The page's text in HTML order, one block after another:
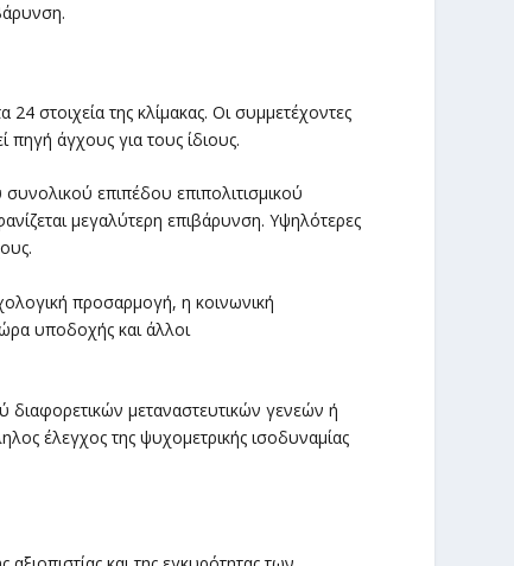
στοιχεία της κλίμακας. Οι συμμετέχοντες
πηγή άγχους για τους ίδιους.
επιπέδου επιπολιτισμικού
μεγαλύτερη επιβάρυνση. Υψηλότερες
προσαρμογή, η κοινωνική
υποδοχής και άλλοι
διαφορετικών μεταναστευτικών γενεών ή
έλεγχος της ψυχομετρικής ισοδυναμίας